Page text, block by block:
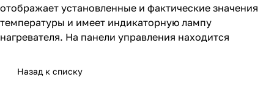
отображает установленные и фактические значения
температуры и имеет индикаторную лампу
нагревателя. На панели управления находится
Назад к списку